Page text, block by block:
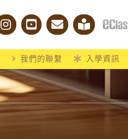
我們的聯繫 入學資訊